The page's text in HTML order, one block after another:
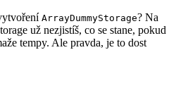
ArrayDummyStorage? Na
už nezjistíš, co se stane, pokud
tempy. Ale pravda, je to dost